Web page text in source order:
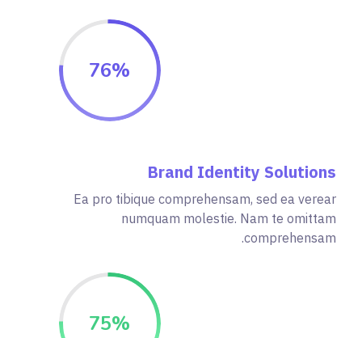
76%
Brand Identity Solutions
Ea pro tibique comprehensam, sed ea verear
numquam molestie. Nam te omittam
comprehensam.
75%